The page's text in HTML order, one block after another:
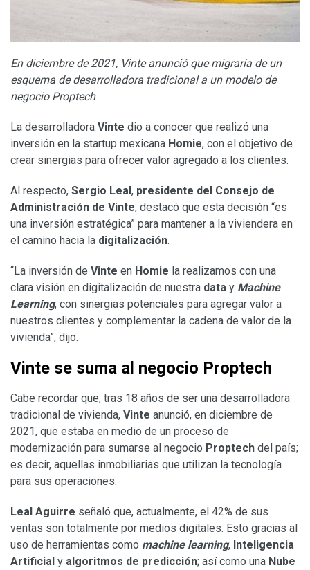
En diciembre de 2021, Vinte anunció que migraría de un
esquema de desarrolladora tradicional a un modelo de
negocio Proptech
La desarrolladora Vinte dio a conocer que realizó una
inversión en la startup mexicana Homie, con el objetivo de
crear sinergias para ofrecer valor agregado a los clientes.
Al respecto, Sergio Leal, presidente del Consejo de
Administración de Vinte, destacó que esta decisión “es
una inversión estratégica” para mantener a la viviendera en
el camino hacia la digitalización.
“La inversión de Vinte en Homie la realizamos con una
clara visión en digitalización de nuestra data y Machine
Learning; con sinergias potenciales para agregar valor a
nuestros clientes y complementar la cadena de valor de la
vivienda”, dijo.
Vinte se suma al negocio Proptech
Cabe recordar que, tras 18 años de ser una desarrolladora
tradicional de vivienda, Vinte anunció, en diciembre de
2021, que estaba en medio de un proceso de
modernización para sumarse al negocio Proptech del país;
es decir, aquellas inmobiliarias que utilizan la tecnología
para sus operaciones.
Leal Aguirre señaló que, actualmente, el 42% de sus
ventas son totalmente por medios digitales. Esto gracias al
uso de herramientas como machine learning, Inteligencia
Artificial y algoritmos de predicción; así como una Nube